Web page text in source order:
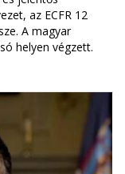
az ECFR 12
A magyar
helyen végzett.